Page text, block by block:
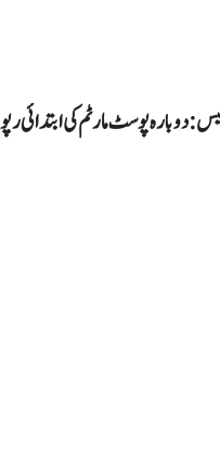
دوبارہ پوسٹ مارٹم کی ابتدائی